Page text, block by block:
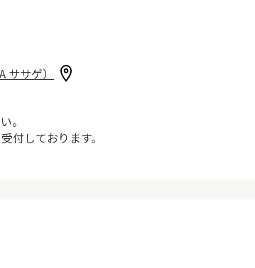
サゲ）
。
付しております。